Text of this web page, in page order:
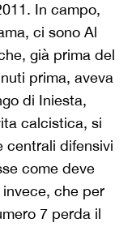
In campo,
ci sono Al
già prima del
prima, aveva
di Iniesta,
calcistica, si
centrali difensivi
come deve
che per
7 perda il